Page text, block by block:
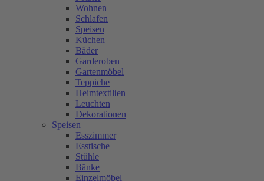
Wohnen
Schlafen
Speisen
Küchen
Bäder
Garderoben
Gartenmöbel
Teppiche
Heimtextilien
Leuchten
Dekorationen
Speisen
Esszimmer
Esstische
Stühle
Bänke
Einzelmöbel